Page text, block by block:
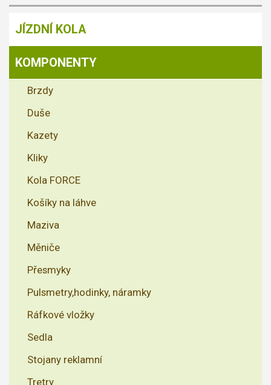
JÍZDNÍ KOLA
KOMPONENTY
Brzdy
Duše
Kazety
Kliky
Kola FORCE
Košíky na láhve
Maziva
Měniče
Přesmyky
Pulsmetry,hodinky, náramky
Ráfkové vložky
Sedla
Stojany reklamní
Tretry